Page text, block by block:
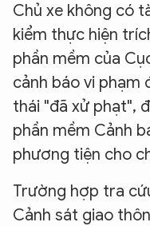
Chủ xe không có
kiểm thực hiện
phần mềm của
cảnh báo vi phạm
thái "đã xử phạt",
phần mềm Cảnh
phương tiện cho
Trường hợp tra
Cảnh sát giao